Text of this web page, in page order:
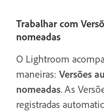
Trabalhar com
nomeadas
O Lightroom
maneiras: Versões
nomeadas. As
registradas